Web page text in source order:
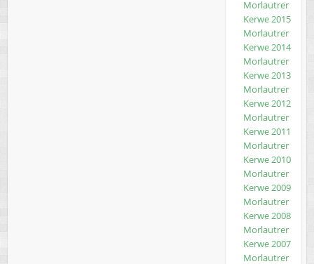
Morlautrer
Kerwe 2015
Morlautrer
Kerwe 2014
Morlautrer
Kerwe 2013
Morlautrer
Kerwe 2012
Morlautrer
Kerwe 2011
Morlautrer
Kerwe 2010
Morlautrer
Kerwe 2009
Morlautrer
Kerwe 2008
Morlautrer
Kerwe 2007
Morlautrer